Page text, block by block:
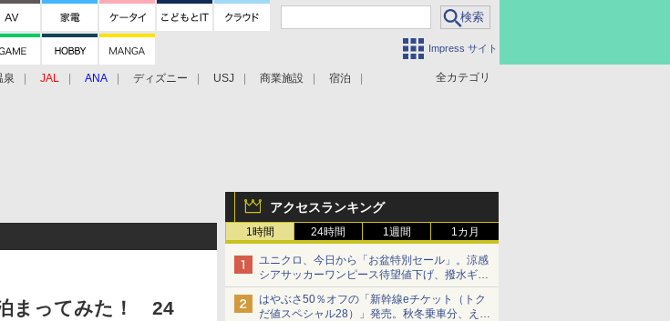
Impress サイト
全カテゴリ
泉 JAL ANA ディズニー USJ 商業施設 宿泊
アクセスランキング
1時間 24時間 1週間 1カ月
ユニクロ、今日から「お盆特別セール」。涼感
シアサッカーワンピース待望値下げ、撥水ギア
ショーツは1990円に
はやぶさ50％オフの「新幹線eチケット（トク
だ値スペシャル28）」発売。秋冬乗車分、えき
まってみた！ 24